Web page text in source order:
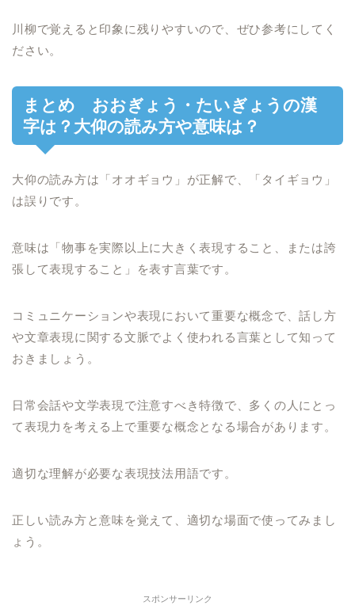
川柳で覚えると印象に残りやすいので、ぜひ参考にしてく
ださい。
まとめ おおぎょう・たいぎょうの漢
字は？大仰の読み方や意味は？
大仰の読み方は「オオギョウ」が正解で、「タイギョウ」
は誤りです。
意味は「物事を実際以上に大きく表現すること、または誇
張して表現すること」を表す言葉です。
コミュニケーションや表現において重要な概念で、話し方
や文章表現に関する文脈でよく使われる言葉として知って
おきましょう。
日常会話や文学表現で注意すべき特徴で、多くの人にとっ
て表現力を考える上で重要な概念となる場合があります。
適切な理解が必要な表現技法用語です。
正しい読み方と意味を覚えて、適切な場面で使ってみまし
ょう。
スポンサーリンク